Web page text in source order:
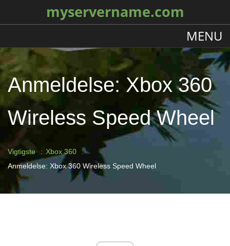
myservername.com
MENU
Anmeldelse: Xbox 360
Wireless Speed ​​Wheel
Vigtigste
Xbox 360
Anmeldelse: Xbox 360 Wireless Speed ​​Wheel